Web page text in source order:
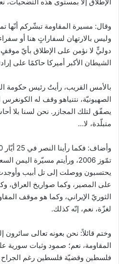
وقال: مسيرة المقاومة تبشّركم أنّها
وليس بالارتهان لسفاراتٍ هنا أو
دوليٍّ لا نؤمن على الإطلاق بأيّ موقفٍ
الشيطان الأكبر أميركا حاكمًا على
بالأمس القريب، رأيتُ رئيس حكومة
الصهيونيّة، نتنياهو وقف له
يصفّق لتلك المجازر. نحن لسنا بلا
متبلّدة، لا…
تمّوز 2006، ورأيتم مسيّرة
يحتسبون ووصلت إلى تل أبيب
الثوريّ الإيراني، وكما هو موقف
لغزّة، نعم، إنّه كذلك.
وختم قائلاً: نحن بعونه تعالى سائرون
المقاومة، نعم؛ صمود وثبات سورية
فلسطين وقضيّة فلسطين رغم الجراح